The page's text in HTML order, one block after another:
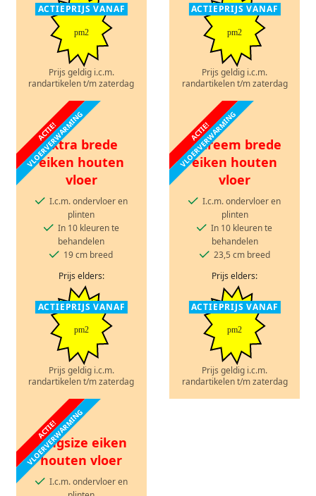
ACTIEPRIJS VANAF
pm2
Prijs geldig i.c.m.
randartikelen t/m zaterdag
ACTIEPRIJS VANAF
pm2
Prijs geldig i.c.m.
randartikelen t/m zaterdag
ACTIE!
VLOERVERWARMING
Extra brede
eiken houten
vloer
I.c.m. ondervloer en
plinten
In 10 kleuren te
behandelen
19 cm breed
Prijs elders:
ACTIEPRIJS VANAF
pm2
Prijs geldig i.c.m.
randartikelen t/m zaterdag
ACTIE!
VLOERVERWARMING
Extreem brede
eiken houten
vloer
I.c.m. ondervloer en
plinten
In 10 kleuren te
behandelen
23,5 cm breed
Prijs elders:
ACTIEPRIJS VANAF
pm2
Prijs geldig i.c.m.
randartikelen t/m zaterdag
ACTIE!
VLOERVERWARMING
Kingsize eiken
houten vloer
I.c.m. ondervloer en